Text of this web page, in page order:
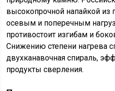
высокопрочной напайкой из
осевым и поперечным
противостоит изгибам и
Снижению степени нагрева
двухканавочная спираль,
продукты сверления.